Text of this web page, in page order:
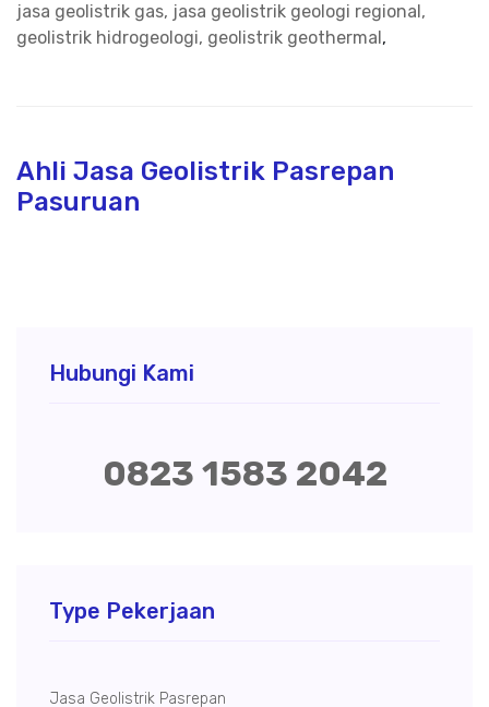
jasa geolistrik gas, jasa geolistrik geologi regional,
geolistrik hidrogeologi, geolistrik geothermal ,
Ahli Jasa Geolistrik Pasrepan
Pasuruan
Hubungi Kami
0823 1583 2042
Type Pekerjaan
Jasa Geolistrik Pasrepan